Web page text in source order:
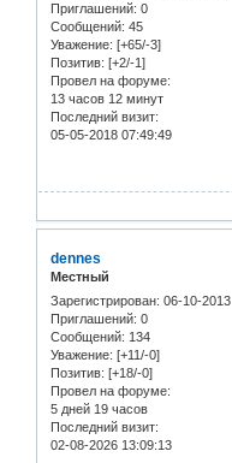
Приглашений: 0
Сообщений: 45
Уважение: [+65/-3]
Позитив: [+2/-1]
Провел на форуме:
13 часов 12 минут
Последний визит:
05-05-2018 07:49:49
dennes
Местный
Зарегистрирован: 06-10-2013
Приглашений: 0
Сообщений: 134
Уважение: [+11/-0]
Позитив: [+18/-0]
Провел на форуме:
5 дней 19 часов
Последний визит:
02-08-2026 13:09:13